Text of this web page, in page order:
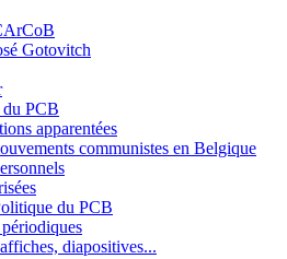
Gotovitch
PCB
apparentées
communistes en Belgique
du PCB
diapositives...